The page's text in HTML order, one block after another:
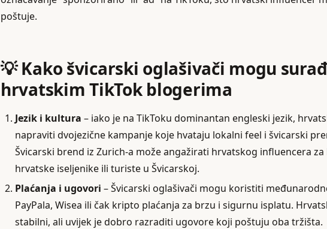
poštuje.
💡 Kako švicarski oglašivači mogu
hrvatskim TikTok blogerima
Jezik i kultura – iako je na TikToku dominantan engleski jezik,
napraviti dvojezične kampanje koje hvataju lokalni feel i švicarski
Švicarski brend iz Zurich-a može angažirati hrvatskog influencera
hrvatske iseljenike ili turiste u Švicarskoj.
Plaćanja i ugovori – Švicarski oglašivači mogu koristiti
PayPala, Wisea ili čak kripto plaćanja za brzu i sigurnu isplatu.
stabilni, ali uvijek je dobro razraditi ugovore koji poštuju oba tržišta.